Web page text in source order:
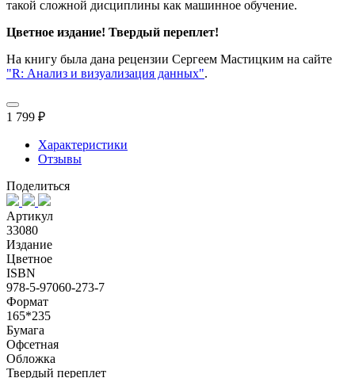
такой сложной дисциплины как машинное обучение.
Цветное издание! Твердый переплет!
На книгу была дана рецензии Сергеем Мастицким на сайте
"R: Анализ и визуализация данных".
1 799 ₽
Характеристики
Отзывы
Поделиться
Артикул
33080
Издание
Цветное
ISBN
978-5-97060-273-7
Формат
165*235
Бумага
Офсетная
Обложка
Твердый переплет